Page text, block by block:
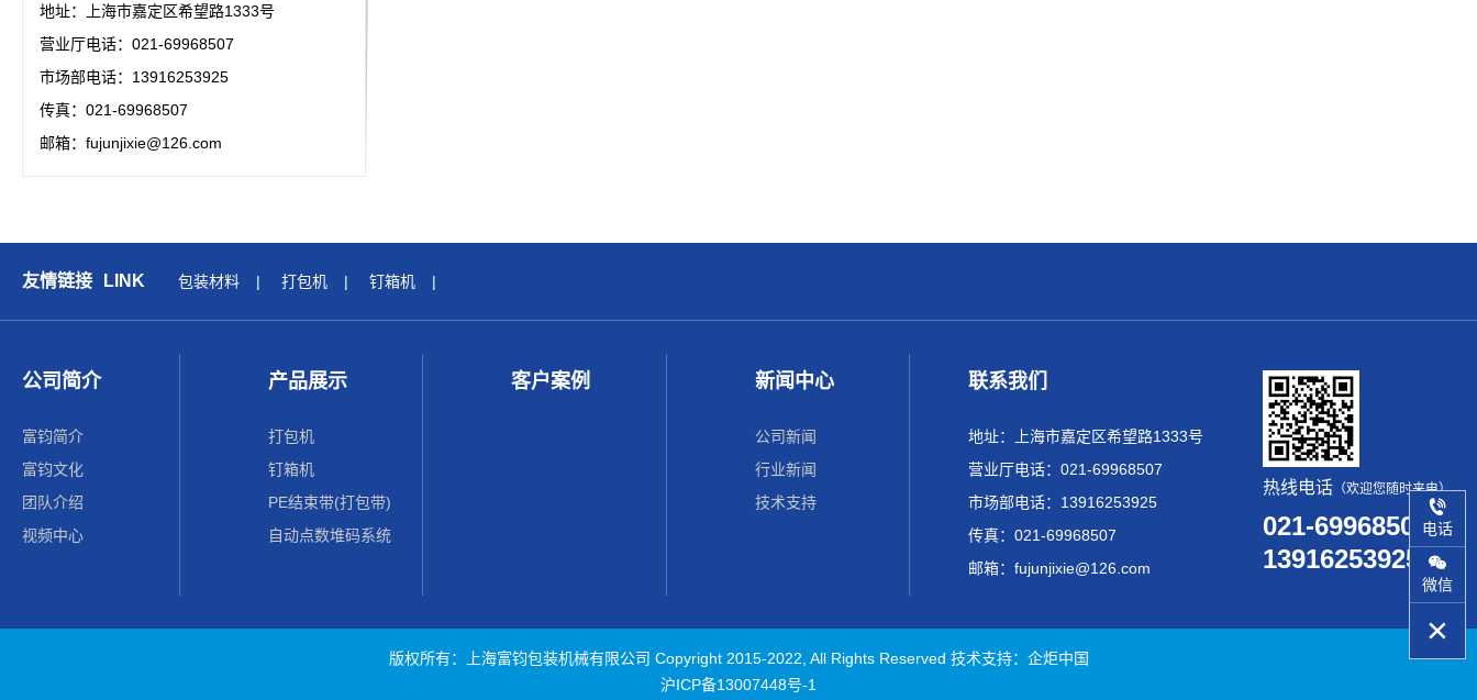
地址：上海市嘉定区希望路1333号
营业厅电话：021-69968507
市场部电话：13916253925
传真：021-69968507
邮箱：fujunjixie@126.com
友情链接 LINK 包装材料 | 打包机 | 钉箱机 |
公司简介
富钧简介
富钧文化
团队介绍
视频中心
产品展示
打包机
钉箱机
PE结束带(打包带)
自动点数堆码系统
客户案例 新闻中心
公司新闻
行业新闻
技术支持
联系我们
热线电话（欢迎您随时来电）
021-69968507
13916253925
地址：上海市嘉定区希望路1333号
营业厅电话：021-69968507
市场部电话：13916253925
传真：021-69968507
邮箱：fujunjixie@126.com
版权所有：上海富钧包装机械有限公司 Copyright 2015-2022, All Rights Reserved 技术支持：企炬中国
沪ICP备13007448号-1
电话
微信